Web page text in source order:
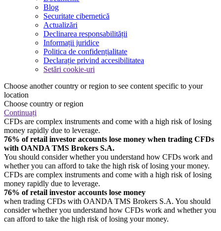
Blog
Securitate cibernetică
Actualizări
Declinarea responsabilității
Informații juridice
Politica de confidențialitate
Declarație privind accesibilitatea
Setări cookie-uri
Choose another country or region to see content specific to your
location
Choose country or region
Continuați
CFDs are complex instruments and come with a high risk of losing
money rapidly due to leverage.
76% of retail investor accounts lose money when trading CFDs
with OANDA TMS Brokers S.A.
You should consider whether you understand how CFDs work and
whether you can afford to take the high risk of losing your money.
CFDs are complex instruments and come with a high risk of losing
money rapidly due to leverage.
76% of retail investor accounts lose money
when trading CFDs with OANDA TMS Brokers S.A. You should
consider whether you understand how CFDs work and whether you
can afford to take the high risk of losing your money.